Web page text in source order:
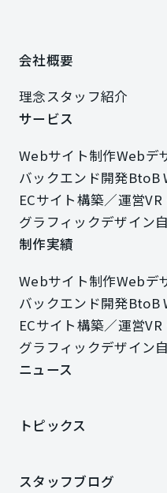
会社概要
理念
理念
スタッフ紹介
スタッフ紹介
サービス
Webサイト制作
Webサイト制作
Webデ
Webデ
バックエンド開発
バックエンド開発
BtoB
BtoB
ECサイト構築／運営
ECサイト構築／運営
VR
VR
グラフィックデザイン
グラフィックデザイン
制作実績
Webサイト制作
Webサイト制作
Webデ
Webデ
バックエンド開発
バックエンド開発
BtoB
BtoB
ECサイト構築／運営
ECサイト構築／運営
VR
VR
グラフィックデザイン
グラフィックデザイン
ニュース
トピックス
スタッフブログ